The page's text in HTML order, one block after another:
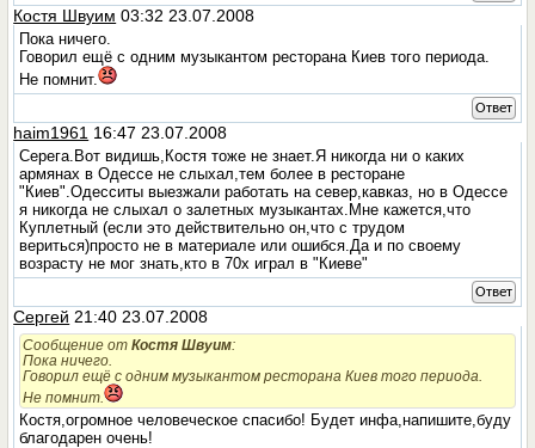
Костя Швуим 03:32 23.07.2008
Пока ничего.
Говорил ещё с одним музыкантом ресторана Киев того периода.
Не помнит.
Ответ
haim1961 16:47 23.07.2008
Серега.Вот видишь,Костя тоже не знает.Я никогда ни о каких
армянах в Одессе не слыхал,тем более в ресторане
"Киев".Одесситы выезжали работать на север,кавказ, но в Одессе
я никогда не слыхал о залетных музыкантах.Мне кажется,что
Куплетный (если это действительно он,что с трудом
вериться)просто не в материале или ошибся.Да и по своему
возрасту не мог знать,кто в 70х играл в "Киеве"
Ответ
Сергей 21:40 23.07.2008
Сообщение отКостя Швуим:
Пока ничего.
Говорил ещё с одним музыкантом ресторана Киев того периода.
Не помнит.
Костя,огромное человеческое спасибо! Будет инфа,напишите,буду
благодарен очень!